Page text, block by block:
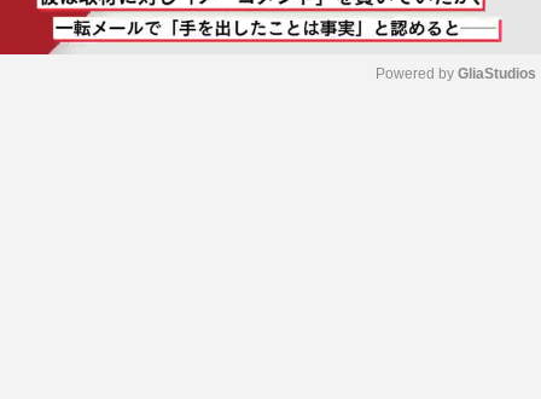
Powered by GliaStudios